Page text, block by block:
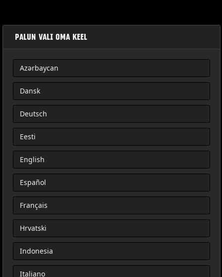
MONTERINGSSETT FOR AVTAKBART PASSASJERSETE
PALUN VALI OMA KEEL
Azərbaycan
Dansk
Deutsch
Eesti
English
Español
Français
Hrvatski
Indonesia
Italiano